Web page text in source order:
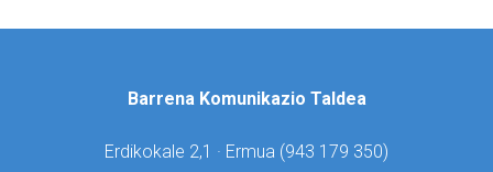
Barrena Komunikazio Taldea
Erdikokale 2,1 · Ermua (943 179 350)